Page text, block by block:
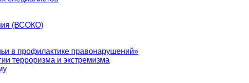
(ВСОКО)
в профилактике правонарушений»
терроризма и экстремизма